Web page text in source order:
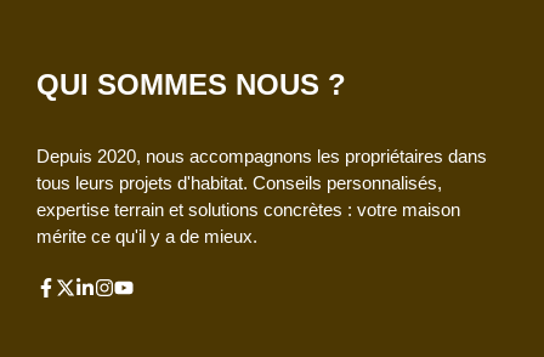
QUI SOMMES NOUS ?
Depuis 2020, nous accompagnons les propriétaires dans
tous leurs projets d'habitat. Conseils personnalisés,
expertise terrain et solutions concrètes : votre maison
mérite ce qu'il y a de mieux.